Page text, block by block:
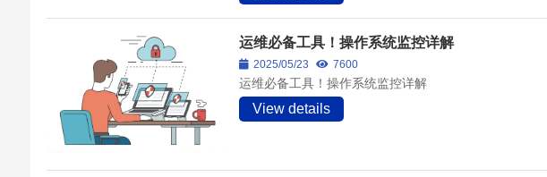
运维必备工具！操作系统监控详解
2025/05/23 7600
运维必备工具！操作系统监控详解
View details